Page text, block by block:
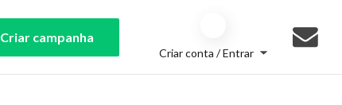
Criar campanha
Criar conta / Entrar